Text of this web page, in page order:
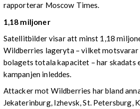
rapporterar Moscow Times.
1,18 miljoner
Satellitbilder visar att minst 1,18
Wildberries lageryta – vilket motsvarar
bolagets totala kapacitet – har skadats
kampanjen inleddes.
Attacker mot Wildberries har bland
Jekaterinburg, Izhevsk, St. Petersburg,